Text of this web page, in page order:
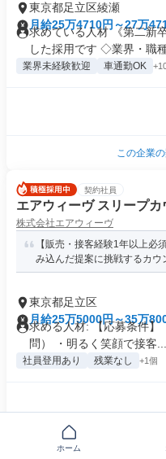
東京都足立区綾瀬
月給25万4710円～27万
求めている人材 《第二新
した採用です ◇業界・職種
業界未経験歓迎 車通勤OK
この企業
契約社員
エアウィーヴ スリープ
株式会社エアウィーヴ
【販売・接客経験1年以上必
み込んだ提案に挑戦するカウ
東京都足立区
月給25万5000円～35万
求める人材: 【応募条件】
問） ・明るく笑顔で接客...
社員登用あり 残業なし +1個
ホーム